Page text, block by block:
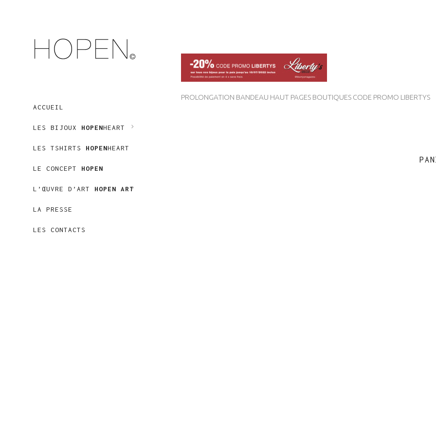
ACCUEIL
LES BIJOUX HOPENHEART
LES TSHIRTS HOPENHEART
LE CONCEPT HOPEN
L’ŒUVRE D’ART HOPEN ART
LA PRESSE
LES CONTACTS
PROLONGATION BANDEAU HAUT PAGES BOUTIQUES CODE PROMO LIBERTYS